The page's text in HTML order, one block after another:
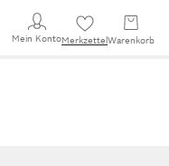
Mein KontoMerkzettel Warenkorb